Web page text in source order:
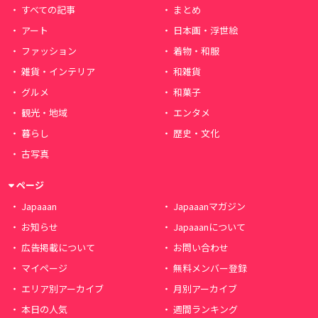
すべての記事
まとめ
アート
日本画・浮世絵
ファッション
着物・和服
雑貨・インテリア
和雑貨
グルメ
和菓子
観光・地域
エンタメ
暮らし
歴史・文化
古写真
ページ
Japaaan
Japaaanマガジン
お知らせ
Japaaanについて
広告掲載について
お問い合わせ
マイページ
無料メンバー登録
エリア別アーカイブ
月別アーカイブ
本日の人気
週間ランキング